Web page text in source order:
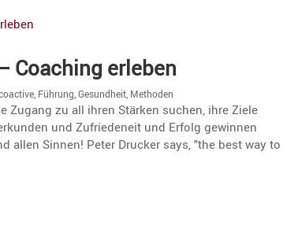
Coaching erleben
Führung ,Gesundheit Methoden
Zugang zu all ihren Stärken suchen, ihre Ziele
und Zufriedeneit und Erfolg gewinnen
allen Sinnen! Peter Drucker says, "the best way to